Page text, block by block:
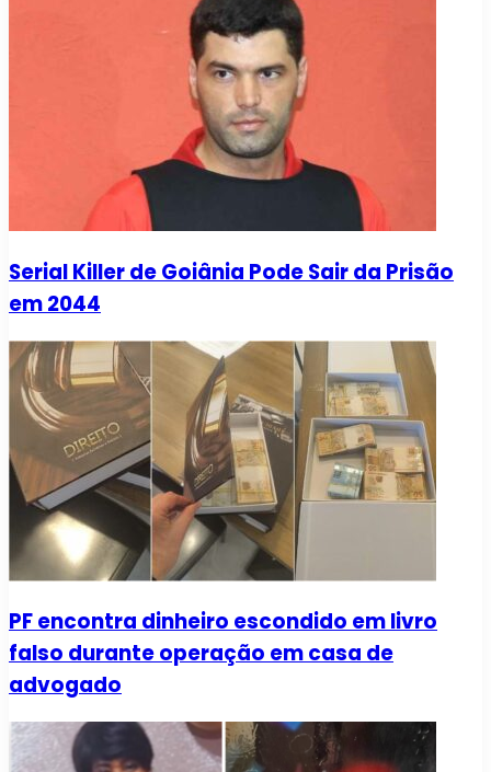
Serial Killer de Goiânia Pode Sair da Prisão
em 2044
PF encontra dinheiro escondido em livro
falso durante operação em casa de
advogado